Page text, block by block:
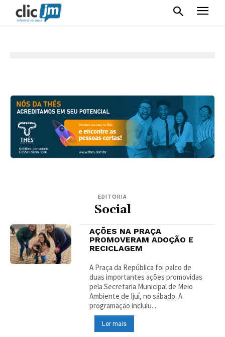
EDITORIA
Social
AÇÕES NA PRAÇA
PROMOVERAM ADOÇÃO E
RECICLAGEM
A Praça da República foi palco de
duas importantes ações promovidas
pela Secretaria Municipal de Meio
Ambiente de Ijuí, no sábado. A
programação incluiu...
Ler mais